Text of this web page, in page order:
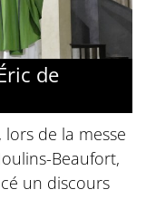
de
de la messe
Beaufort,
un discours